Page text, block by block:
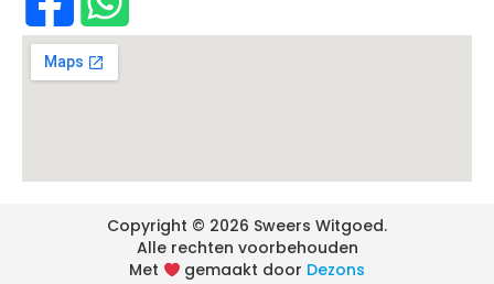
Met gemaakt door Dezons
Copyright © 2026 Sweers Witgoed.
Alle rechten voorbehouden